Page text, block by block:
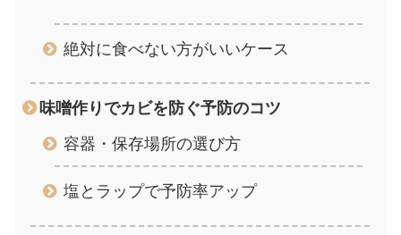
絶対に食べない方がいいケース
味噌作りでカビを防ぐ予防のコツ
容器・保存場所の選び方
塩とラップで予防率アップ